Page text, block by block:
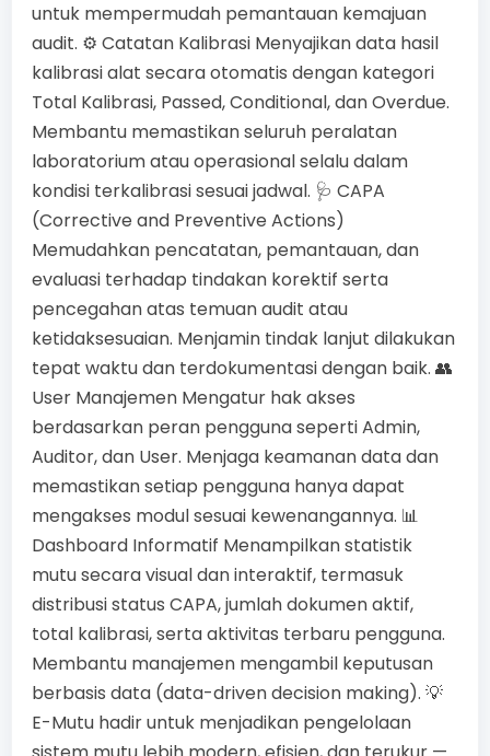
untuk mempermudah pemantauan kemajuan
audit. ⚙️ Catatan Kalibrasi Menyajikan data hasil
kalibrasi alat secara otomatis dengan kategori
Total Kalibrasi, Passed, Conditional, dan Overdue.
Membantu memastikan seluruh peralatan
laboratorium atau operasional selalu dalam
kondisi terkalibrasi sesuai jadwal. 🩺 CAPA
(Corrective and Preventive Actions)
Memudahkan pencatatan, pemantauan, dan
evaluasi terhadap tindakan korektif serta
pencegahan atas temuan audit atau
ketidaksesuaian. Menjamin tindak lanjut dilakukan
tepat waktu dan terdokumentasi dengan baik. 👥
User Manajemen Mengatur hak akses
berdasarkan peran pengguna seperti Admin,
Auditor, dan User. Menjaga keamanan data dan
memastikan setiap pengguna hanya dapat
mengakses modul sesuai kewenangannya. 📊
Dashboard Informatif Menampilkan statistik
mutu secara visual dan interaktif, termasuk
distribusi status CAPA, jumlah dokumen aktif,
total kalibrasi, serta aktivitas terbaru pengguna.
Membantu manajemen mengambil keputusan
berbasis data (data-driven decision making). 💡
E-Mutu hadir untuk menjadikan pengelolaan